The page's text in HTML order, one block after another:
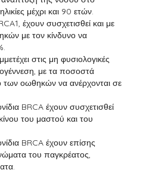
μέχρι και 90 ετών.
έχουν συσχετισθεί και με
με τον κίνδυνο να
στις μη φυσιολογικές
με τα ποσοστά
των οωθηκών να ανέρχονται σε
BRCA έχουν συσχετισθεί
του μαστού και του
BRCA έχουν επίσης
του παγκρέατος,